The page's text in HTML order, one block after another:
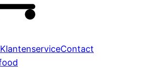
KlantenserviceContact